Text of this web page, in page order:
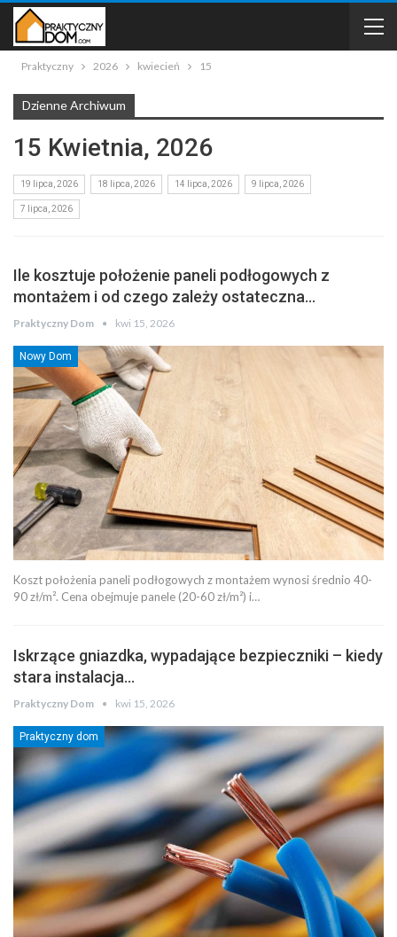
Praktyczny 2026 kwiecień 15
Dzienne Archiwum
15 Kwietnia, 2026
19 lipca, 2026 18 lipca, 2026 14 lipca, 2026 9 lipca, 2026
7 lipca, 2026
Ile kosztuje położenie paneli podłogowych z
montażem i od czego zależy ostateczna…
Praktyczny Dom kwi 15, 2026
Nowy Dom
Koszt położenia paneli podłogowych z montażem wynosi średnio 40-
90 zł/m². Cena obejmuje panele (20-60 zł/m²) i…
Iskrzące gniazdka, wypadające bezpieczniki – kiedy
stara instalacja…
Praktyczny Dom kwi 15, 2026
Praktyczny dom